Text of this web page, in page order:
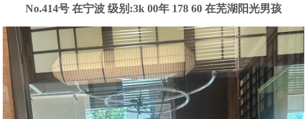
No.414号 在宁波 级别:3k 00年 178 60 在芜湖阳光男孩